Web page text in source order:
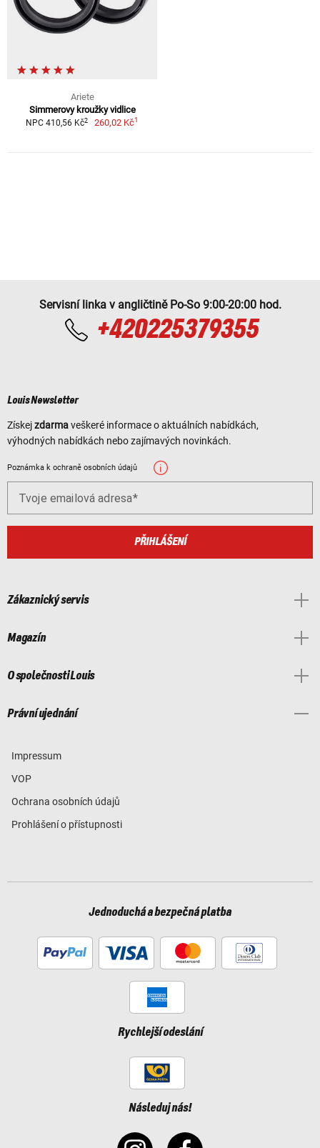
Ariete
Simmerovy kroužky vidlice
NPC 410,56 Kč2 260,02 Kč1
Servisní linka v angličtině Po-So 9:00-20:00 hod.
+420225379355
Louis Newsletter
Získejzdarmaveškeré informace o aktuálních nabídkách,
výhodných nabídkách nebo zajímavých novinkách.
Poznámka k ochraně osobních údajů
Tvoje emailová adresa
PŘIHLÁŠENÍ
Zákaznický servis
Magazín
O společnosti Louis
Právní ujednání
Impressum
VOP
Ochrana osobních údajů
Prohlášení o přístupnosti
Jednoduchá a bezpečná platba
Rychlejší odeslání
Následuj nás!